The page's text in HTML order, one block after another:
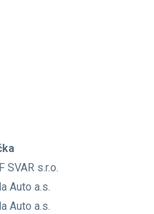
SVAR s.r.o.
Auto a.s.
Auto a.s.